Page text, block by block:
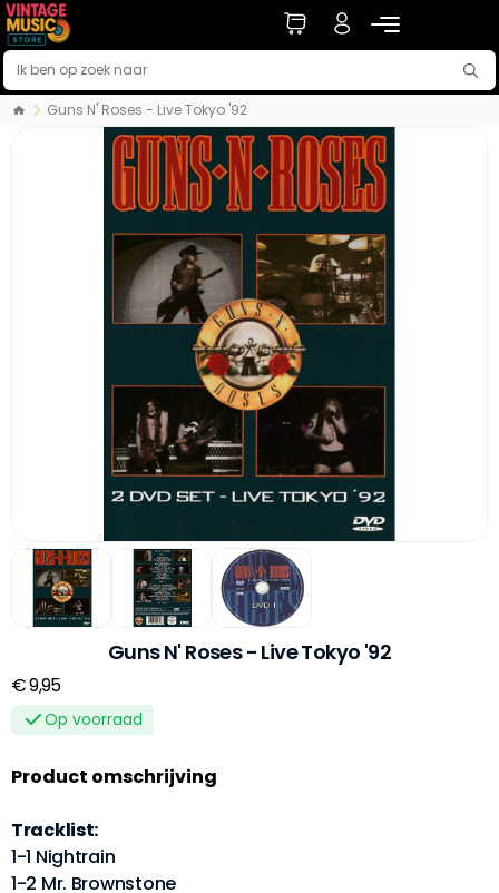
Guns N' Roses - Live Tokyo '92
Guns N' Roses - Live Tokyo '92
€ 9,95
Op voorraad
Product omschrijving
Tracklist:
1-1 Nightrain
1-2 Mr. Brownstone